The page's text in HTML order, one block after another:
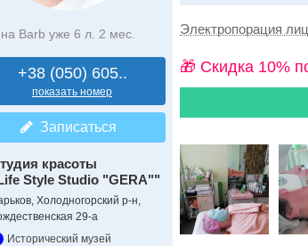
на Barb уже 6 л. 2 мес.
+38 (050) 605..
показать номер
Записаться
красоты
Style Studio "GERA""
Холодногорский р-н,
29-а
Исторический музей
Электропорация
🎁 Cкидка 10%